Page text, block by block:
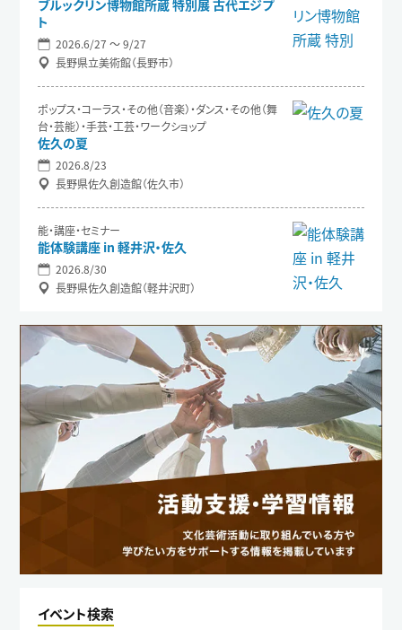
ブルックリン博物館所蔵 特別展 古代エジプ
ト
2026.6/27 〜 9/27
長野県立美術館（長野市）
ポップス・コーラス・その他（音楽）・ダンス・その他（舞
台・芸能）・手芸・工芸・ワークショップ
佐久の夏
2026.8/23
長野県佐久創造館（佐久市）
能・講座・セミナー
能体験講座 in 軽井沢・佐久
2026.8/30
長野県佐久創造館（軽井沢町）
イベント検索